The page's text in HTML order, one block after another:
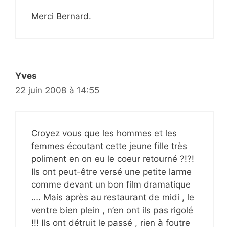
Merci Bernard.
Yves
22 juin 2008 à 14:55
Croyez vous que les hommes et les
femmes écoutant cette jeune fille très
poliment en on eu le coeur retourné ?!?!
Ils ont peut-être versé une petite larme
comme devant un bon film dramatique
…. Mais après au restaurant de midi , le
ventre bien plein , n’en ont ils pas rigolé
!!! Ils ont détruit le passé , rien à foutre